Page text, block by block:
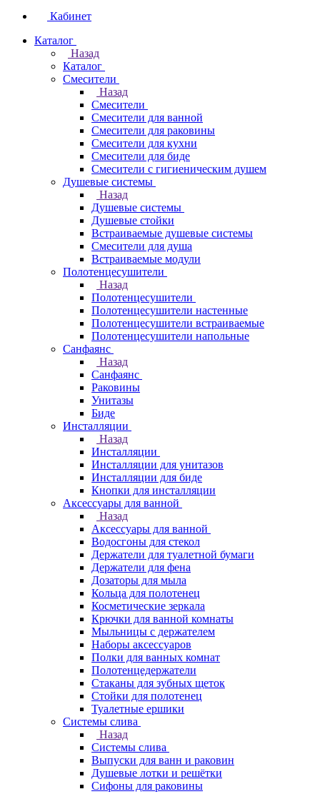
Кабинет
Каталог
Назад
Каталог
Смесители
Назад
Смесители
Смесители для ванной
Смесители для раковины
Смесители для кухни
Смесители для биде
Смесители с гигиеническим душем
Душевые системы
Назад
Душевые системы
Душевые стойки
Встраиваемые душевые системы
Смесители для душа
Встраиваемые модули
Полотенцесушители
Назад
Полотенцесушители
Полотенцесушители настенные
Полотенцесушители встраиваемые
Полотенцесушители напольные
Санфаянс
Назад
Санфаянс
Раковины
Унитазы
Биде
Инсталляции
Назад
Инсталляции
Инсталляции для унитазов
Инсталляции для биде
Кнопки для инсталляции
Аксессуары для ванной
Назад
Аксессуары для ванной
Водосгоны для стекол
Держатели для туалетной бумаги
Держатели для фена
Дозаторы для мыла
Кольца для полотенец
Косметические зеркала
Крючки для ванной комнаты
Мыльницы с держателем
Наборы аксессуаров
Полки для ванных комнат
Полотенцедержатели
Стаканы для зубных щеток
Стойки для полотенец
Туалетные ершики
Системы слива
Назад
Системы слива
Выпуски для ванн и раковин
Душевые лотки и решётки
Сифоны для раковины